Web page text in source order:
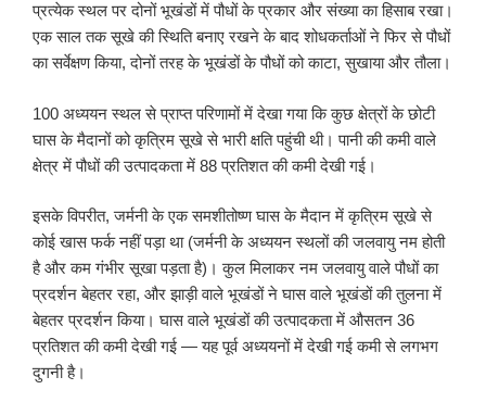
प्रत्येक स्थल पर दोनों भूखंडों में पौधों के प्रकार और संख्या का हिसाब रखा।
एक साल तक सूखे की स्थिति बनाए रखने के बाद शोधकर्ताओं ने फिर से पौधों
का सर्वेक्षण किया, दोनों तरह के भूखंडों के पौधों को काटा, सुखाया और तौला।
100 अध्ययन स्थल से प्राप्त परिणामों में देखा गया कि कुछ क्षेत्रों के छोटी
घास के मैदानों को कृत्रिम सूखे से भारी क्षति पहुंची थी। पानी की कमी वाले
क्षेत्र में पौधों की उत्पादकता में 88 प्रतिशत की कमी देखी गई।
इसके विपरीत, जर्मनी के एक समशीतोष्ण घास के मैदान में कृत्रिम सूखे से
कोई खास फर्क नहीं पड़ा था (जर्मनी के अध्ययन स्थलों की जलवायु नम होती
है और कम गंभीर सूखा पड़ता है)। कुल मिलाकर नम जलवायु वाले पौधों का
प्रदर्शन बेहतर रहा, और झाड़ी वाले भूखंडों ने घास वाले भूखंडों की तुलना में
बेहतर प्रदर्शन किया। घास वाले भूखंडों की उत्पादकता में औसतन 36
प्रतिशत की कमी देखी गई — यह पूर्व अध्ययनों में देखी गई कमी से लगभग
दुगनी है।